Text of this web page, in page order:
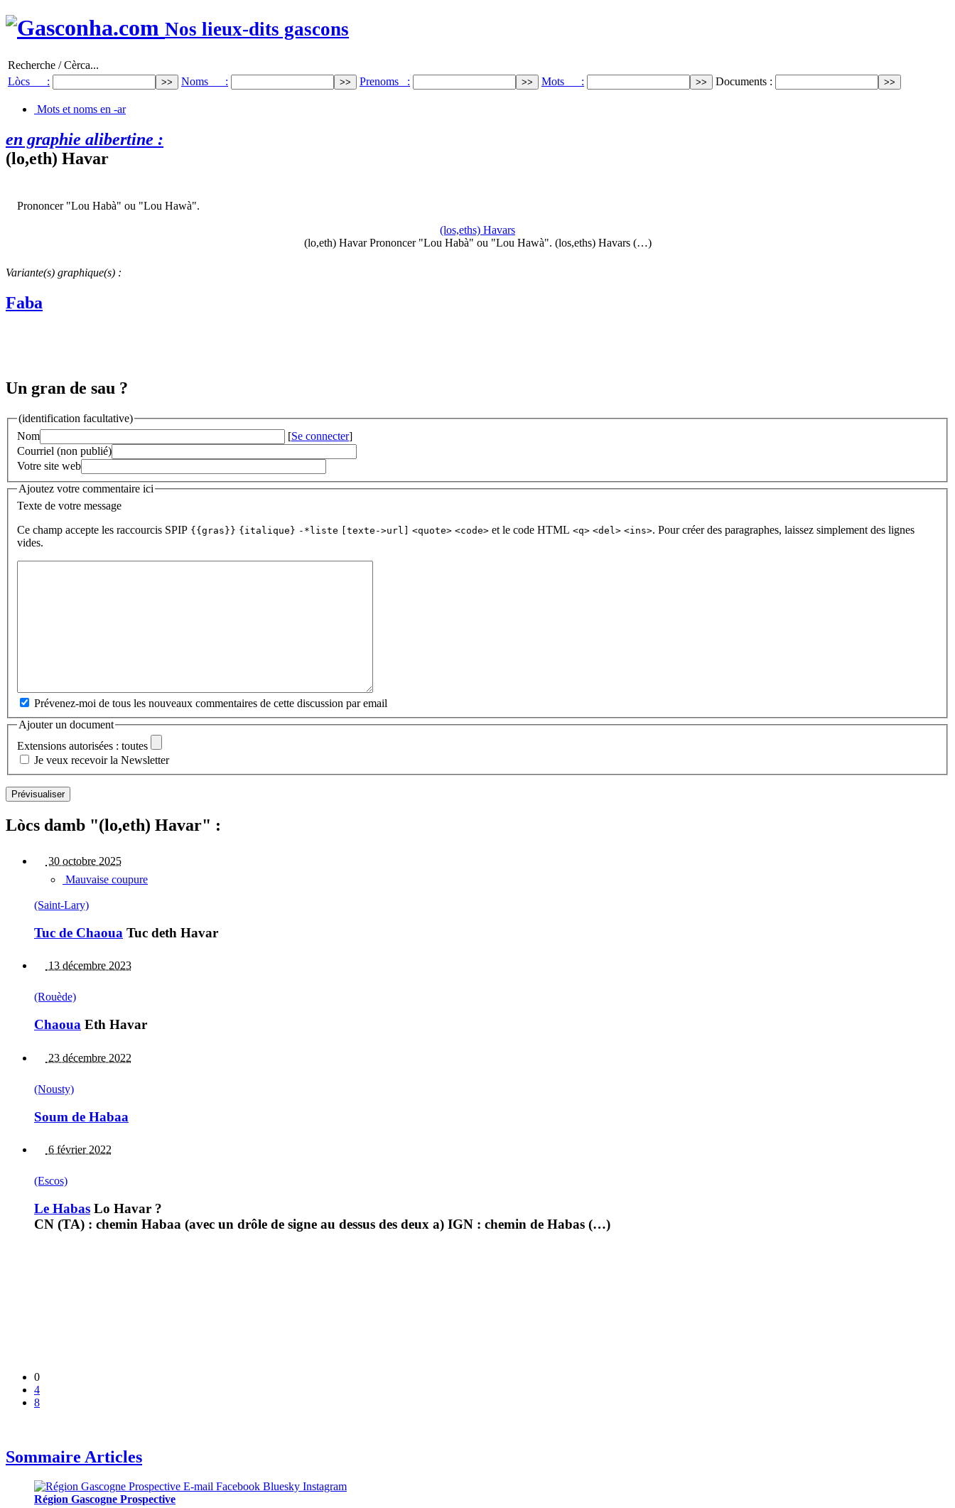
Nos lieux-dits gascons
Recherche / Cèrca...
Lòcs :
Noms : Prenoms : Mots : Documents :
Mots et noms en -ar
en graphie alibertine :
(lo,eth) Havar
Prononcer "Lou Habà" ou "Lou Hawà".
(los,eths) Havars
(lo,eth) Havar Prononcer "Lou Habà" ou "Lou Hawà". (los,eths) Havars (…)
Variante(s) graphique(s) :
Faba
Un gran de sau ?
(identification facultative)
Nom
[Se connecter]
Courriel (non publié)
Votre site web
Ajoutez votre commentaire ici
Texte de votre message
Ce champ accepte les raccourcis SPIP {{gras}} {italique} -*liste [texte->url] <quote> <code> et le code HTML <q> <del> <ins>. Pour créer des paragraphes, laissez simplement des lignes
vides.
Prévenez-moi de tous les nouveaux commentaires de cette discussion par email
Ajouter un document
Extensions autorisées : toutes
Je veux recevoir la Newsletter
Lòcs damb "(lo,eth) Havar" :
30 octobre 2025
Mauvaise coupure
(Saint-Lary)
Tuc de Chaoua Tuc deth Havar
13 décembre 2023
(Rouède)
Chaoua Eth Havar
23 décembre 2022
(Nousty)
Soum de Habaa
6 février 2022
(Escos)
Le Habas Lo Havar ?
CN (TA) : chemin Habaa (avec un drôle de signe au dessus des deux a) IGN : chemin de Habas (…)
0
4
8
Sommaire Articles
Région Gascogne Prospective